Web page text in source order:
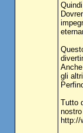
gli
Tutto
http://